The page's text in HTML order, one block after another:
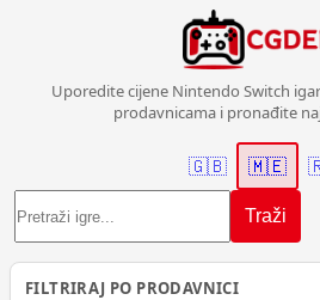
Uporedite cijene Nintendo Switch
prodavnicama i pronađite
Traži
🇬🇧 🇲🇪
FILTRIRAJ PO PRODAVNICI